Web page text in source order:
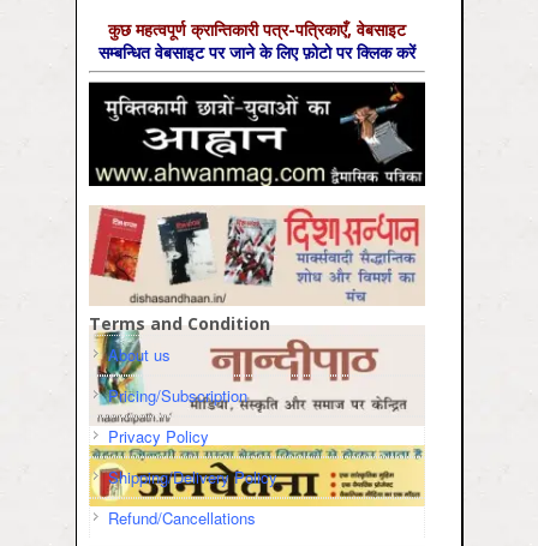
कुछ महत्‍वपूर्ण क्रान्तिकारी पत्र-पत्रिकाएँ, वेबसाइट
सम्‍बन्धित वेबसाइट पर जाने के लिए फ़ोटो पर क्लिक करें
Terms and Condition
About us
Pricing/Subscription
Privacy Policy
Shipping/Delivery Policy
Refund/Cancellations